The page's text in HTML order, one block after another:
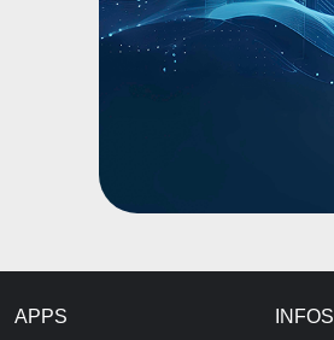
APPS
INFOS